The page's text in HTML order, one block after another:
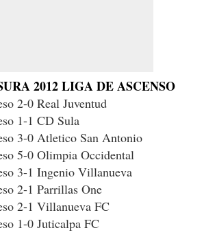
2012 LIGA DE ASCENSO
2-0 Real Juventud
1-1 CD Sula
3-0 Atletico San Antonio
5-0 Olimpia Occidental
3-1 Ingenio Villanueva
2-1 Parrillas One
2-1 Villanueva FC
1-0 Juticalpa FC